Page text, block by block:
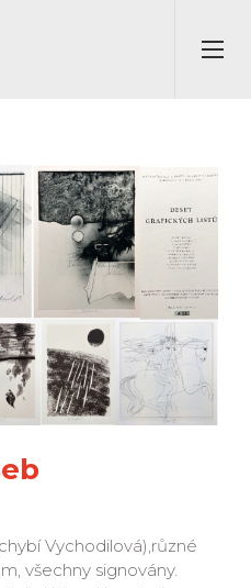
Vychodilová),různé
všechny signovány.